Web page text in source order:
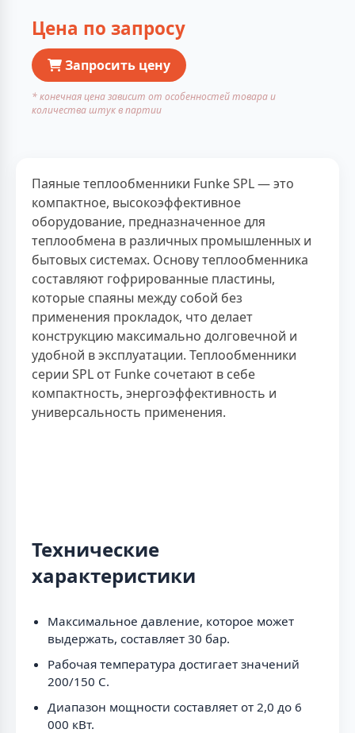
Цена по запросу
Запросить цену
* конечная цена зависит от особенностей товара и
количества штук в партии
Паяные теплообменники Funke SPL — это
компактное, высокоэффективное
оборудование, предназначенное для
теплообмена в различных промышленных и
бытовых системах. Основу теплообменника
составляют гофрированные пластины,
которые спаяны между собой без
применения прокладок, что делает
конструкцию максимально долговечной и
удобной в эксплуатации. Теплообменники
серии SPL от Funke сочетают в себе
компактность, энергоэффективность и
универсальность применения.
Технические
характеристики
Максимальное давление, которое может
выдержать, составляет 30 бар.
Рабочая температура достигает значений
200/150 C.
Диапазон мощности составляет от 2,0 до 6
000 кВт.